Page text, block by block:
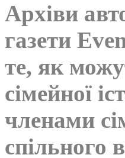
Архіви
газети
те, як
сімейної
членами
спільного